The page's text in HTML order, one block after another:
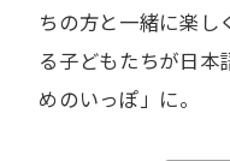
ちの方と一緒に楽し
る子どもたちが日本
めのいっぽ」に。